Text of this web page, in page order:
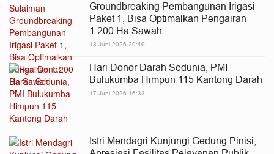
Groundbreaking Pembangunan Irigasi
Paket 1, Bisa Optimalkan Pengairan
1.200 Ha Sawah
18 Juni 2026 20:49
Hari Donor Darah Sedunia, PMI
Bulukumba Himpun 115 Kantong Darah
17 Juni 2026 16:33
Istri Mendagri Kunjungi Gedung Pinisi,